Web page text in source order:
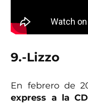
9.-Lizzo
En febrero de
express a la